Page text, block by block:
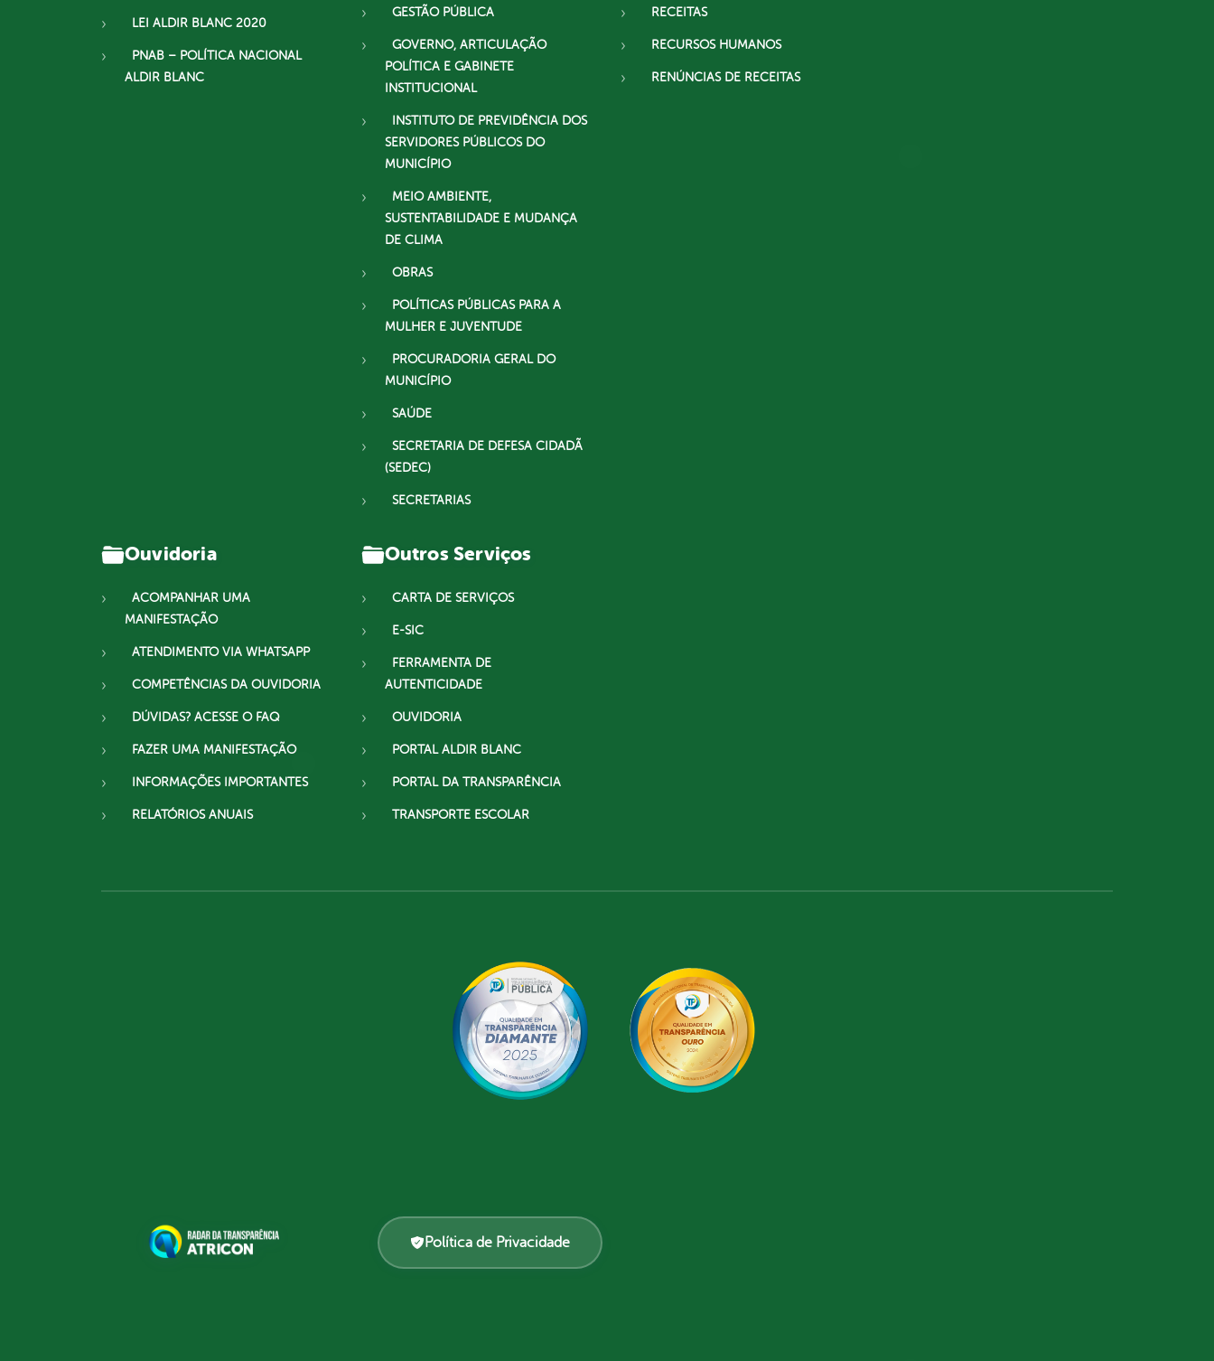
LEI ALDIR BLANC 2020
PNAB – POLÍTICA NACIONAL
ALDIR BLANC
GESTÃO PÚBLICA
GOVERNO, ARTICULAÇÃO
POLÍTICA E GABINETE
INSTITUCIONAL
INSTITUTO DE PREVIDÊNCIA DOS
SERVIDORES PÚBLICOS DO
MUNICÍPIO
MEIO AMBIENTE,
SUSTENTABILIDADE E MUDANÇA
DE CLIMA
OBRAS
POLÍTICAS PÚBLICAS PARA A
MULHER E JUVENTUDE
PROCURADORIA GERAL DO
MUNICÍPIO
SAÚDE
SECRETARIA DE DEFESA CIDADÃ
(SEDEC)
SECRETARIAS
RECEITAS
RECURSOS HUMANOS
RENÚNCIAS DE RECEITAS
Ouvidoria
ACOMPANHAR UMA
MANIFESTAÇÃO
ATENDIMENTO VIA WHATSAPP
COMPETÊNCIAS DA OUVIDORIA
DÚVIDAS? ACESSE O FAQ
FAZER UMA MANIFESTAÇÃO
INFORMAÇÕES IMPORTANTES
RELATÓRIOS ANUAIS
Outros Serviços
CARTA DE SERVIÇOS
E-SIC
FERRAMENTA DE
AUTENTICIDADE
OUVIDORIA
PORTAL ALDIR BLANC
PORTAL DA TRANSPARÊNCIA
TRANSPORTE ESCOLAR
Política de Privacidade